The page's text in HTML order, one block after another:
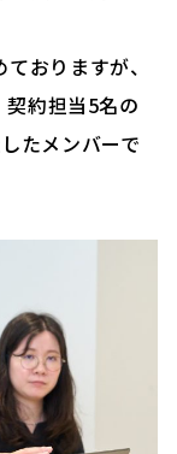
おりますが、
約担当5名の
たメンバーで